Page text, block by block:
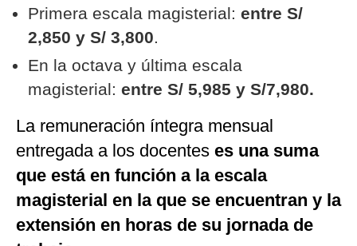
Primera escala magisterial: entre S/
2,850 y S/ 3,800.
En la octava y última escala
magisterial: entre S/ 5,985 y S/7,980.
La remuneración íntegra mensual
entregada a los docentes es una suma
que está en función a la escala
magisterial en la que se encuentran y la
extensión en horas de su jornada de